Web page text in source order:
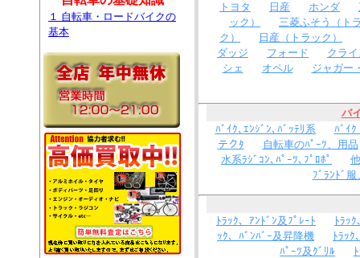
１ 自転車・ロードバイクの
基本
トヨタ 日産 ホンダ
ック）
三菱ふそう（ト
ク）
日産（トラック）
ダッジ
フォード
クラ
シェ
オペル ジャガー
バ
ﾊﾞｲｸ､ｴﾝｼﾞﾝ､ﾊﾞｯﾃﾘ系
ﾊﾞｲｸ
テクﾀ
自転車のﾊﾟｰﾂ、用品
水系ﾗｼﾞｺﾝ､ﾊﾟｰﾂ､ﾌﾟﾛﾎﾟ
ﾌﾞﾗﾝﾄﾞ服
ﾄﾗｯｸ、ｱﾝﾄﾞﾝ及ﾌﾟﾚｰﾄ
ﾄﾗｯ
ｯｸ、ﾊﾞﾝﾊﾞｰ及昇降機
ﾄﾗｯｸ
ﾊﾟｰﾂ及ｸﾞﾘﾙ